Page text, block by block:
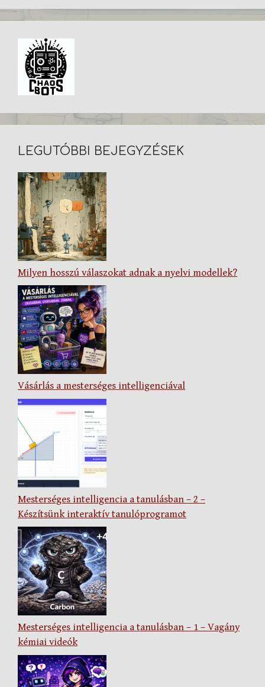
LEGUTÓBBI BEJEGYZÉSEK
Milyen hosszú válaszokat adnak a nyelvi modellek?
Vásárlás a mesterséges intelligenciával
Mesterséges intelligencia a tanulásban – 2 –
Készítsünk interaktív tanulóprogramot
Mesterséges intelligencia a tanulásban – 1 – Vagány
kémiai videók